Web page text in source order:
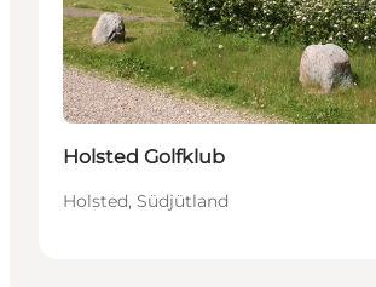
Holsted Golfklub
Holsted, Südjütland